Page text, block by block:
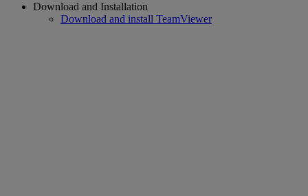
Download and Installation
Download and install TeamViewer